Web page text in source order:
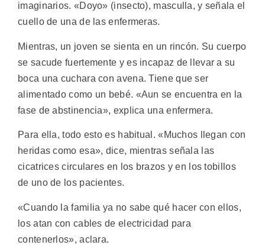
imaginarios. «Doyo» (insecto), masculla, y señala el
cuello de una de las enfermeras.
Mientras, un joven se sienta en un rincón. Su cuerpo
se sacude fuertemente y es incapaz de llevar a su
boca una cuchara con avena. Tiene que ser
alimentado como un bebé. «Aun se encuentra en la
fase de abstinencia», explica una enfermera.
Para ella, todo esto es habitual. «Muchos llegan con
heridas como esa», dice, mientras señala las
cicatrices circulares en los brazos y en los tobillos
de uno de los pacientes.
«Cuando la familia ya no sabe qué hacer con ellos,
los atan con cables de electricidad para
contenerlos», aclara.